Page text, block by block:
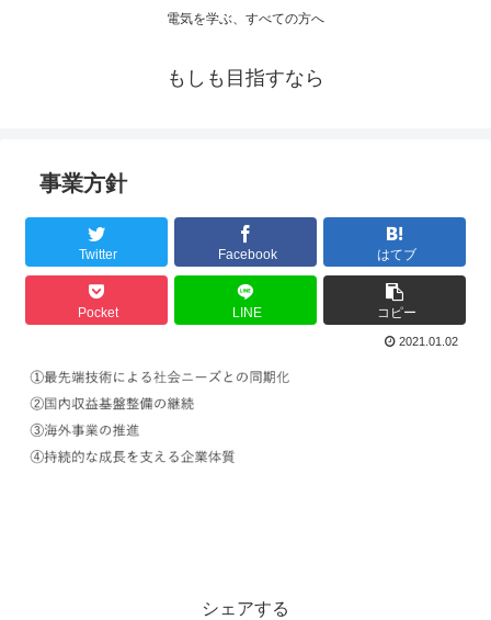
電気を学ぶ、すべての方へ
もしも目指すなら
事業方針
Twitter Facebook はてブ
Pocket LINE コピー
2021.01.02
シェアする